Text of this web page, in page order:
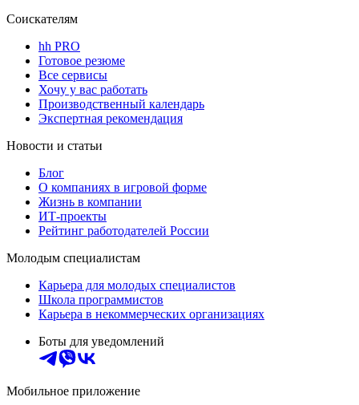
Соискателям
hh PRO
Готовое резюме
Все сервисы
Хочу у вас работать
Производственный календарь
Экспертная рекомендация
Новости и статьи
Блог
О компаниях в игровой форме
Жизнь в компании
ИТ-проекты
Рейтинг работодателей России
Молодым специалистам
Карьера для молодых специалистов
Школа программистов
Карьера в некоммерческих организациях
Боты для уведомлений
Мобильное приложение